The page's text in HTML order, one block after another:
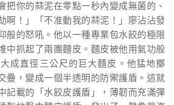
把你的蒜泥在零點一秒內變成無菌的、
啊！」「不准動我的蒜泥！」廖沾沾發
般的怒吼。他以一種專業包水餃的極限
中抓起了兩團麵皮。麵皮被他用氣功般
成直徑三公尺的巨大麵皮。他猛地擲
疊，變成一個半透明的防禦護盾。這就
記載的「水餃皮護盾」，薄韌而充滿彈